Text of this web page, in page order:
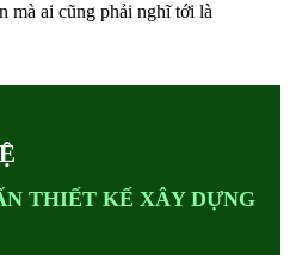
mà ai cũng phải nghĩ tới là
THIẾT KẾ XÂY DỰNG